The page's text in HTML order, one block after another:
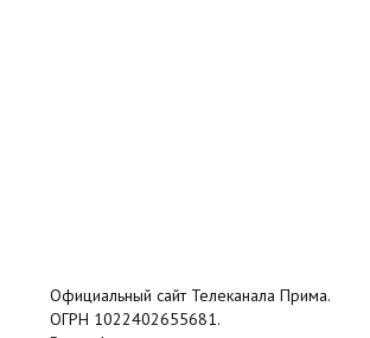
Официальный сайт Телеканала Прима.
ОГРН 1022402655681.